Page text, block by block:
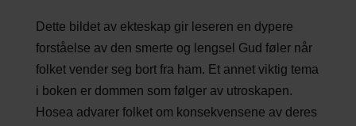
Dette bildet av ekteskap gir leseren en dypere
forståelse av den smerte og lengsel Gud føler når
folket vender seg bort fra ham. Et annet viktig tema
i boken er dommen som følger av utroskapen.
Hosea advarer folket om konsekvensene av deres